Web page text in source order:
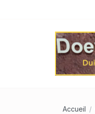
Accueil